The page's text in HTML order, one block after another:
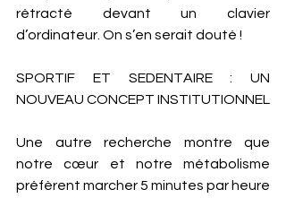
rétracté devant un clavier
d’ordinateur. On s’en serait douté !
SPORTIF ET SEDENTAIRE : UN
NOUVEAU CONCEPT INSTITUTIONNEL
Une autre recherche montre que
notre cœur et notre métabolisme
préfèrent marcher 5 minutes par heure